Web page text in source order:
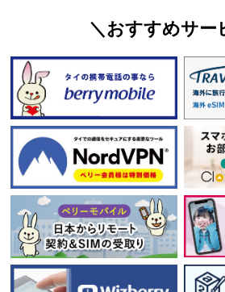
＼おすすめサー